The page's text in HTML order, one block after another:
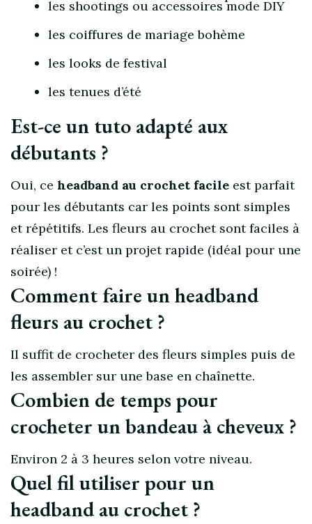
les shootings ou accessoires mode DIY
les coiffures de mariage bohème
les looks de festival
les tenues d’été
Est-ce un tuto adapté aux
débutants ?
Oui, ce headband au crochet facile est parfait
pour les débutants car les points sont simples
et répétitifs. Les fleurs au crochet sont faciles à
réaliser et c’est un projet rapide (idéal pour une
soirée) !
Comment faire un headband
fleurs au crochet ?
Il suffit de crocheter des fleurs simples puis de
les assembler sur une base en chaînette.
Combien de temps pour
crocheter un bandeau à cheveux ?
Environ 2 à 3 heures selon votre niveau.
Quel fil utiliser pour un
headband au crochet ?